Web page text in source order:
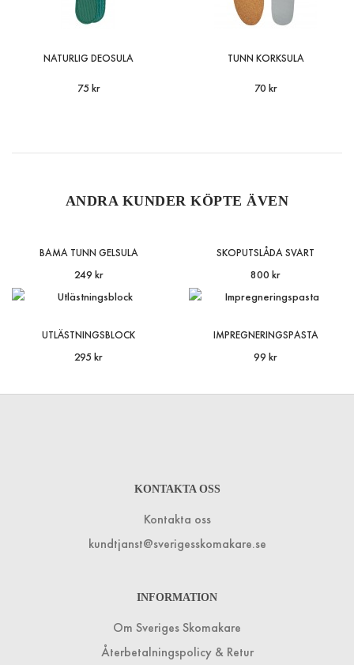
NATURLIG DEOSULA
75 kr
TUNN KORKSULA
70 kr
ANDRA KUNDER KÖPTE ÄVEN
BAMA TUNN GELSULA
249 kr
SKOPUTSLÅDA SVART
800 kr
UTLÄSTNINGSBLOCK
295 kr
IMPREGNERINGSPASTA
99 kr
KONTAKTA OSS
Kontakta oss
kundtjanst@sverigesskomakare.se
INFORMATION
Om Sveriges Skomakare
Återbetalningspolicy & Retur